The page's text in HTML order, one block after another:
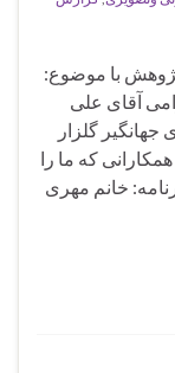
با موضوع:
آقای علی
گلزار
که ما را
خانم مهری